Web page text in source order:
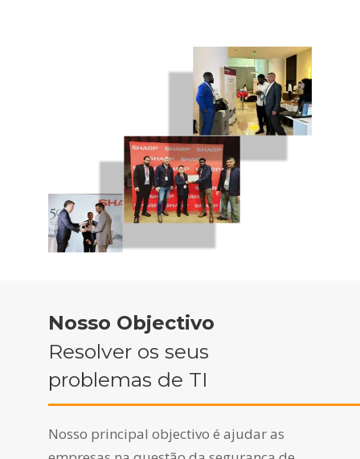
Nosso Objectivo
Resolver os seus
problemas de TI
Nosso principal objectivo é ajudar as